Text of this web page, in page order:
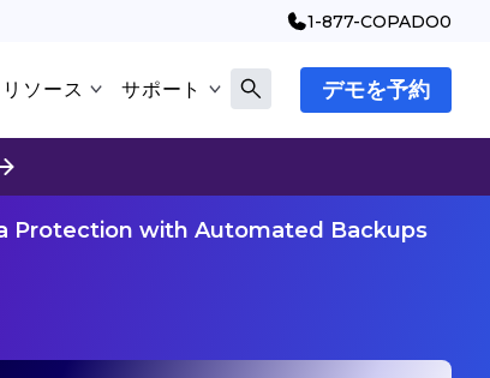
1-877-COPADO0
リソース サポート デモを予約
Protection with Automated Backups